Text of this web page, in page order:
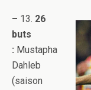
– 13. 26
buts
: Mustapha
Dahleb
(saison